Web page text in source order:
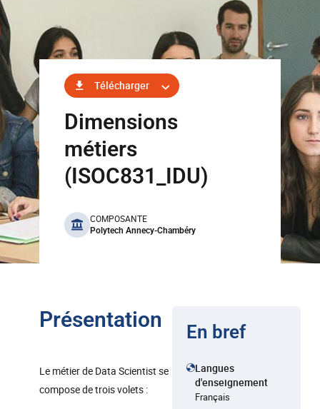
Télécharger
Dimensions
métiers
(ISOC831_IDU)
benefits
COMPOSANTE
Polytech Annecy-Chambéry
Présentation
Le métier de Data Scientist se
compose de trois volets :
En bref
Langues
d'enseignement
Français